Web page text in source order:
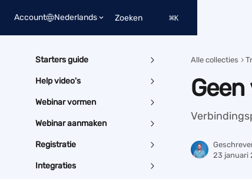
Account Nederlands Zoeken ⌘K
Starters guide
Help video's
Webinar vormen
Webinar aanmaken
Registratie
Integraties
Alle collecties
23 januari